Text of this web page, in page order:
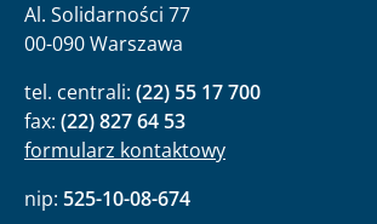
Al. Solidarności 77
00-090 Warszawa
tel. centrali: (22) 55 17 700
fax: (22) 827 64 53
formularz kontaktowy
nip: 525-10-08-674